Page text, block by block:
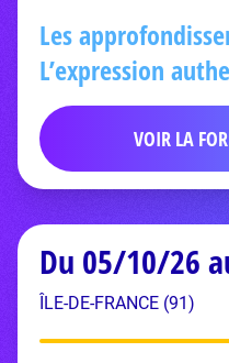
Les
L’expression
VOIR LA
Du 05/10/26
ÎLE-DE-FRANCE (91)